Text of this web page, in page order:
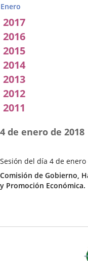
Enero
2017
2016
2015
2014
2013
2012
2011
Sesión del día 4 de enero
Fecha
de
la
4 de enero de 2018
Categoría
Comisión de Gobierno,
y Promoción Económica.